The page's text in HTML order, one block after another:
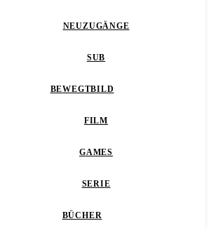
NEUZUGÄNGE
SUB
BEWEGTBILD
FILM
GAMES
SERIE
BÜCHER